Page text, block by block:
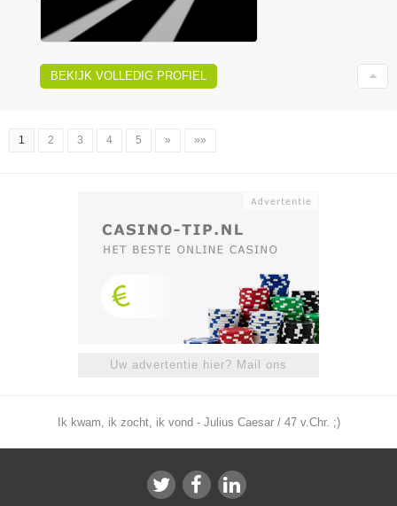
BEKIJK VOLLEDIG PROFIEL
1 2 3 4 5 » »»
Uw advertentie hier? Mail ons
Ik kwam, ik zocht, ik vond - Julius Caesar / 47 v.Chr. ;)